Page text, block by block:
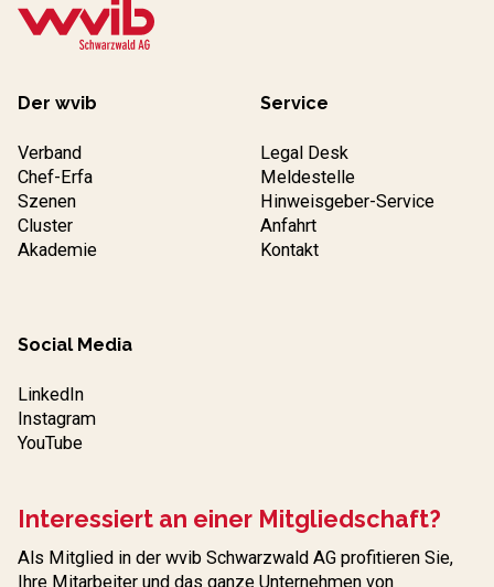
Der wvib
Verband
Chef-Erfa
Szenen
Cluster
Akademie
Service
Legal Desk
Meldestelle
Hinweisgeber-Service
Anfahrt
Kontakt
Social Media
LinkedIn
Instagram
YouTube
Interessiert an einer Mitgliedschaft?
Als Mitglied in der wvib Schwarzwald AG profitieren Sie,
Ihre Mitarbeiter und das ganze Unternehmen von